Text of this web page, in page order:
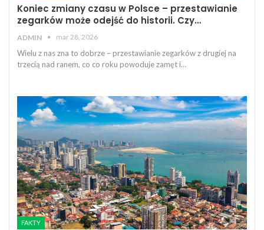
Koniec zmiany czasu w Polsce – przestawianie
zegarków może odejść do historii. Czy…
ADMIN mar 28, 2026
Wielu z nas zna to dobrze – przestawianie zegarków z drugiej na
trzecią nad ranem, co co roku powoduje zamęt i…
FAKTY